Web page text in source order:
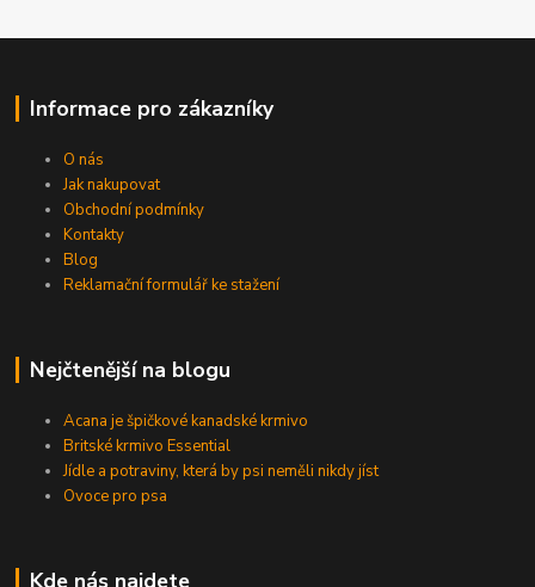
Informace pro zákazníky
O nás
Jak nakupovat
Obchodní podmínky
Kontakty
Blog
Reklamační formulář ke stažení
Nejčtenější na blogu
Acana je špičkové kanadské krmivo
Britské krmivo Essential
Jídle a potraviny, která by psi neměli nikdy jíst
Ovoce pro psa
Kde nás najdete